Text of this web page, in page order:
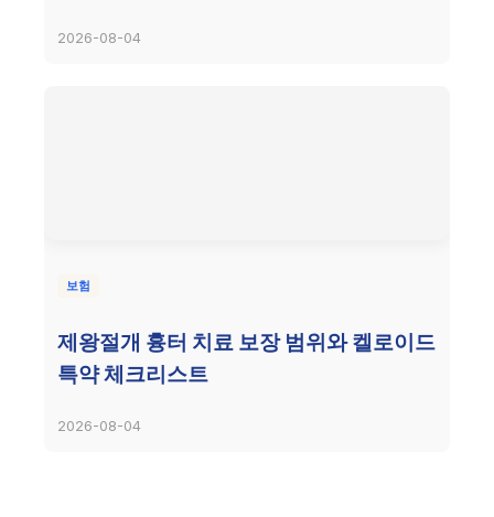
2026-08-04
보험
제왕절개 흉터 치료 보장 범위와 켈로이드
특약 체크리스트
2026-08-04